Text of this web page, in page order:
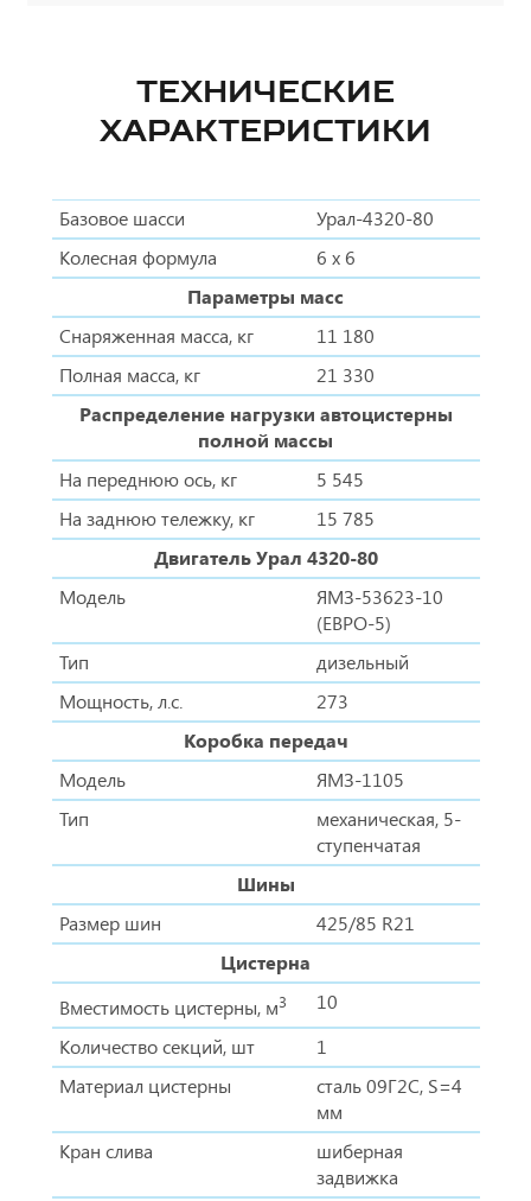
ТЕХНИЧЕСКИЕ
ХАРАКТЕРИСТИКИ
Базовое шасси
Урал-4320-80
Колесная формула
6 х 6
Параметры масс
Снаряженная масса, кг
11 180
Полная масса, кг
21 330
Распределение нагрузки автоцистерны
полной массы
На переднюю ось, кг
5 545
На заднюю тележку, кг
15 785
Двигатель Урал 4320-80
Модель
ЯМЗ-53623-10
(ЕВРО-5)
Тип
дизельный
Мощность, л.с.
273
Коробка передач
Модель
ЯМЗ-1105
Тип
механическая, 5-
ступенчатая
Шины
Размер шин
425/85 R21
Цистерна
Вместимость цистерны, м3
10
Количество секций, шт
1
Материал цистерны
сталь 09Г2С, S=4
мм
Кран слива
шиберная
задвижка